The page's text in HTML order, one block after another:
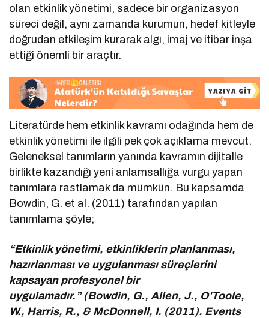
olan etkinlik yönetimi, sadece bir organizasyon
süreci değil, aynı zamanda kurumun, hedef kitleyle
doğrudan etkileşim kurarak algı, imaj ve itibar inşa
ettiği önemli bir araçtır.
Literatürde hem etkinlik kavramı odağında hem de
etkinlik yönetimi ile ilgili pek çok açıklama mevcut.
Geleneksel tanımların yanında kavramın dijitalle
birlikte kazandığı yeni anlamsallığa vurgu yapan
tanımlara rastlamak da mümkün. Bu kapsamda
Bowdin, G. et al. (2011) tarafından yapılan
tanımlama şöyle;
“Etkinlik yönetimi, etkinliklerin planlanması,
hazırlanması ve uygulanması süreçlerini
kapsayan profesyonel bir
uygulamadır.” (Bowdin, G., Allen, J., O’Toole,
W., Harris, R., & McDonnell, I. (2011). Events